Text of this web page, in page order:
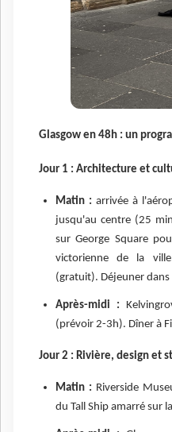
Glasgow en 48h : un
Jour 1 : Architecture et
Matin : arrivée à
jusqu'au centre (25
sur George Square
victorienne de la
(gratuit). Déjeuner dans
Après-midi :
(prévoir 2-3h). Dîner à
Jour 2 : Rivière, design et
Matin : Riverside
du Tall Ship amarré sur